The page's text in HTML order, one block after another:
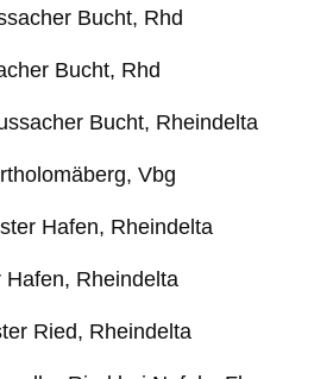
Bucht, Rhd
Bucht, Rhd
Bucht, Rheindelta
Vbg
Hafen, Rheindelta
Hafen, Rheindelta
Ried, Rheindelta